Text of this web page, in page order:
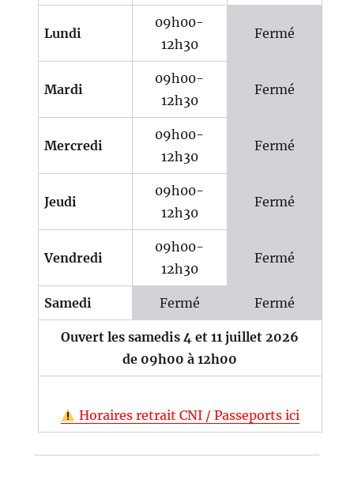
Lundi
09h00-
12h30
Fermé
Mardi
09h00-
12h30
Fermé
Mercredi
09h00-
12h30
Fermé
Jeudi
09h00-
12h30
Fermé
Vendredi
09h00-
12h30
Fermé
Samedi Fermé Fermé
Ouvert les samedis 4 et 11 juillet 2026
de 09h00 à 12h00
Horaires retrait CNI / Passeports ici